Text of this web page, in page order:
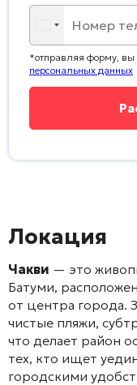
*отправляя форму, вы
персональных данных
Локация
Чакви — это
Батуми,
от центра города.
чистые пляжи,
что делает район
тех, кто ищет
городскими